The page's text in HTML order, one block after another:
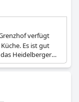
verfügt
Es ist gut
Heidelberger